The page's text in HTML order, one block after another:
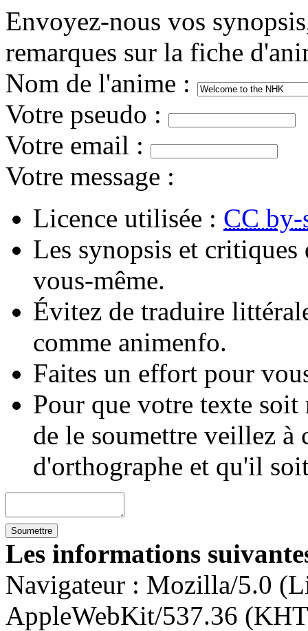
Envoyez-nous vos
remarques sur la fiche
Nom de l'anime :
Votre pseudo :
Votre email :
Votre message :
Licence utilisée : CC by-
Les synopsis et
vous-même.
Évitez de traduire
comme animenfo.
Faites un effort pour
Pour que votre texte
de le soumettre veillez à
d'orthographe et qu'il
Les informations
Navigateur : Mozilla/5.0
AppleWebKit/537.36